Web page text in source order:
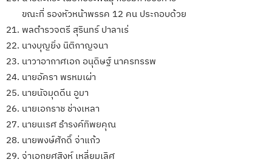
ขณะที่ รองหัวหน้าพรรค 12 คน ประกอบด้วย
พลตำรวจตรี สุรินทร์ ปาลาเร่
นางบุญยิ่ง นิติกาญจนา
นาวาอากาศเอก อนุดิษฐ์ นาครทรรพ
นายอัครา พรหมเผ่า
นายนัจมุดดีน อูมา
นายเอกราช ช่างเหลา
นายนเรศ ธำรงค์ทิพยคุณ
นายพงษ์ศักดิ์ จ่าแก้ว
จ่าเอกยศสิงห์ เหลี่ยมเลิศ